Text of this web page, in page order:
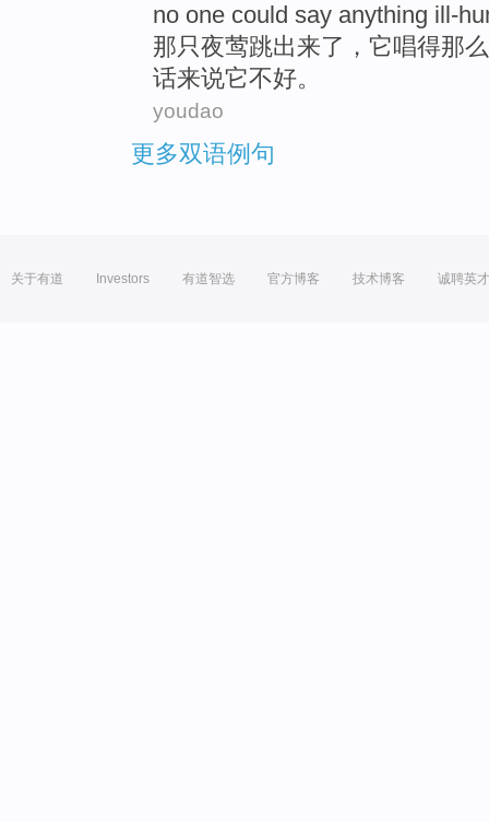
no one could say anything ill-
那只夜莺跳出来了 ，它唱得那么
话来说它不好。
youdao
更多双语例句
关于有道 Investors 有道智选 官方博客 技术博客 诚聘英才